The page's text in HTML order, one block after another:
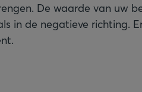
De waarde van uw
in de negatieve richting.